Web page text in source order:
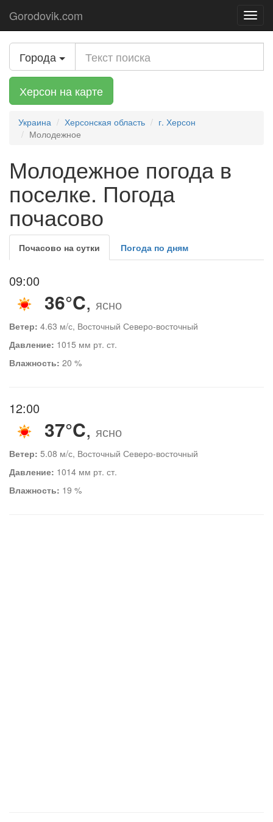
Gorodovik.com
Города
Херсон на карте
Украина Херсонская область
г. Херсон
Молодежное
Молодежное погода в
поселке. Погода
почасово
Почасово на сутки Погода по дням
09:00
36°C, ясно
Ветер: 4.63 м/с, Восточный Северо-восточный
Давление: 1015 мм рт. ст.
Влажность: 20 %
12:00
37°C, ясно
Ветер: 5.08 м/с, Восточный Северо-восточный
Давление: 1014 мм рт. ст.
Влажность: 19 %